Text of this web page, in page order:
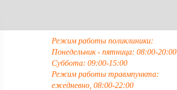
Режим работы поликлиники:
Понедельник - пятница: 08:00-20:00
Суббота: 09:00-15:00
Режим работы травмпункта:
ежедневно, 08:00-22:00